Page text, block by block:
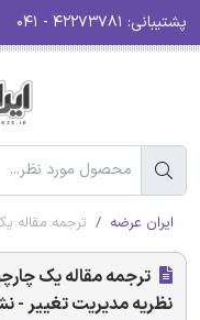
پشتیبانی:
ایران عرضه ترجمه مقاله
ترجمه مقاله یک
نظریه مدیریت تغییر -